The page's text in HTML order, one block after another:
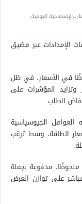
اليومية,
الإمدادات عبر مضيق
في الأسعار، في ظل
المؤشرات على
الطلب.
الجيوسياسية
الطاقة، وسط ترقب
مدفوعة بجملة
على توازن العرض